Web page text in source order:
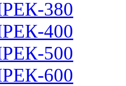
380
400
500
600